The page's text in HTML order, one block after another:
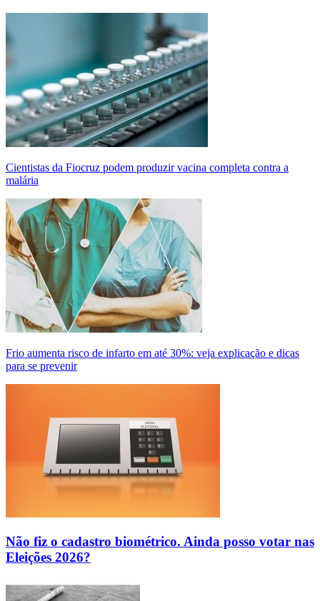
Cientistas da Fiocruz podem produzir vacina completa contra a
malária
Frio aumenta risco de infarto em até 30%: veja explicação e dicas
para se prevenir
Não fiz o cadastro biométrico. Ainda posso votar nas
Eleições 2026?